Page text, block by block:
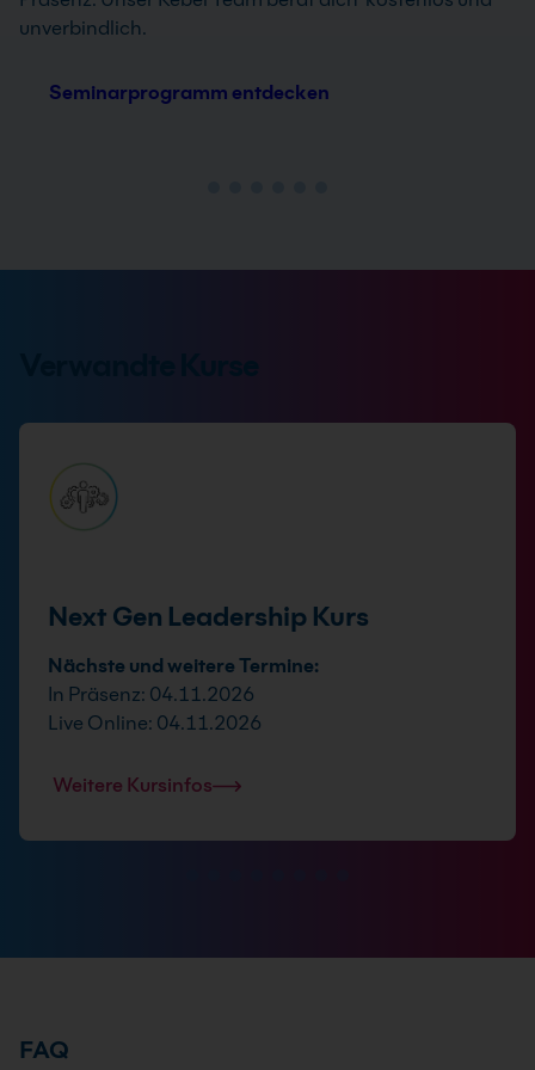
unverbindlich.
Seminarprogramm entdecken
Next Gen Leadership Kurs
Nächste und weitere Termine:
In Präsenz: 04.11.2026
Live Online: 04.11.2026
Weitere Kursinfos
FAQ